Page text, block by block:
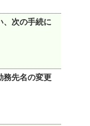
、次の手続に
務先名の変更